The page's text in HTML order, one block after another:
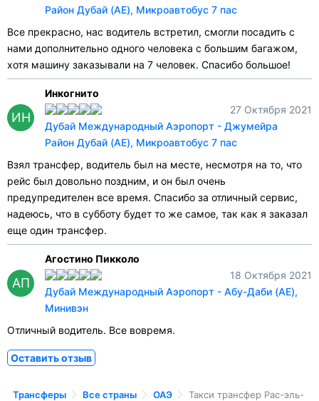
Район Дубай (AE), Микроавтобус 7 пас
Все прекрасно, нас водитель встретил, смогли посадить с
нами дополнительно одного человека с большим багажом,
хотя машину заказывали на 7 человек. Спасибо большое!
ИН
Инкогнито
27 Октября 2021
Дубай Международный Аэропорт - Джумейра
Район Дубай (AE), Микроавтобус 7 пас
Взял трансфер, водитель был на месте, несмотря на то, что
рейс был довольно поздним, и он был очень
предупредителен все время. Спасибо за отличный сервис,
надеюсь, что в субботу будет то же самое, так как я заказал
еще один трансфер.
АП
Агостино Пикколо
18 Октября 2021
Дубай Международный Аэропорт - Абу-Даби (AE),
Минивэн
Отличный водитель. Все вовремя.
Оставить отзыв
Трансферы Все страны ОАЭ Такси трансфер Рас-эль-